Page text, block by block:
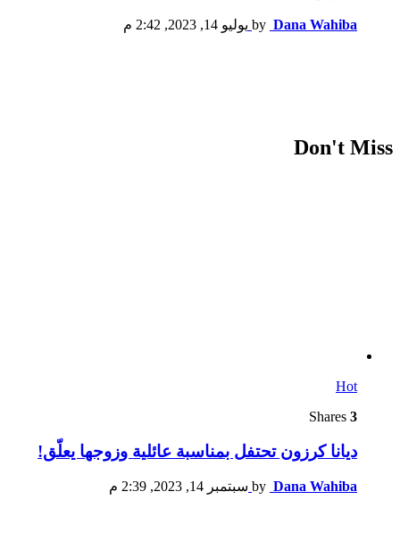
by Dana Wahiba يوليو 14, 2023, 2:42 م
Don't Miss
Hot
3
ديانا كرزون تحتفل بمناسبة عائلية وزوجها يعلّق!
by Dana Wahiba سبتمبر 14, 2023, 2:39 م